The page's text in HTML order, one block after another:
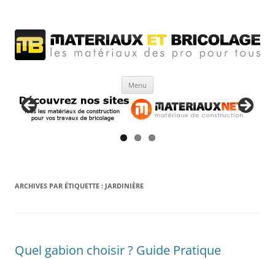
Menu
ARCHIVES PAR ÉTIQUETTE : JARDINIÈRE
Quel gabion choisir ? Guide Pratique